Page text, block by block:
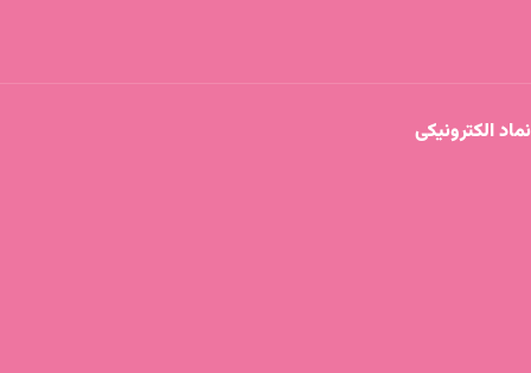
نماد الکترونیکی